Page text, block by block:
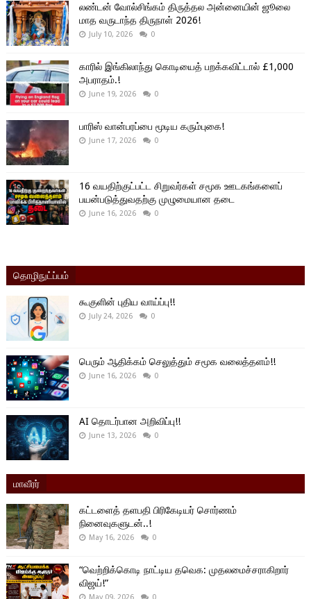
லண்டன் வோல்சிங்கம் திருத்தல அன்னையின் ஜூலை
மாத வருடாந்த திருநாள் 2026!
July 10, 2026 0
காரில் இங்கிலாந்து கொடியைத் பறக்கவிட்டால் £1,000
அபராதம்.!
June 19, 2026 0
பாரிஸ் வான்பரப்பை மூடிய கரும்புகை!
June 17, 2026 0
16 வயதிற்குட்பட்ட சிறுவர்கள் சமூக ஊடகங்களைப்
பயன்படுத்துவதற்கு முழுமையான தடை
June 16, 2026 0
தொழிநுட்ப்பம்
கூகுளின் புதிய வாய்ப்பு!!
July 24, 2026 0
பெரும் ஆதிக்கம் செலுத்தும் சமூக வலைத்தளம்!!
June 16, 2026 0
AI தொடர்பான அறிவிப்பு!!
June 13, 2026 0
மாவீரர்
கட்டளைத் தளபதி பிரிகேடியர் சொர்ணம்
நினைவுகளுடன்..!
May 16, 2026 0
“வெற்றிக்கொடி நாட்டிய தவெக: முதலமைச்சராகிறார்
விஜய்!”
May 09, 2026 0